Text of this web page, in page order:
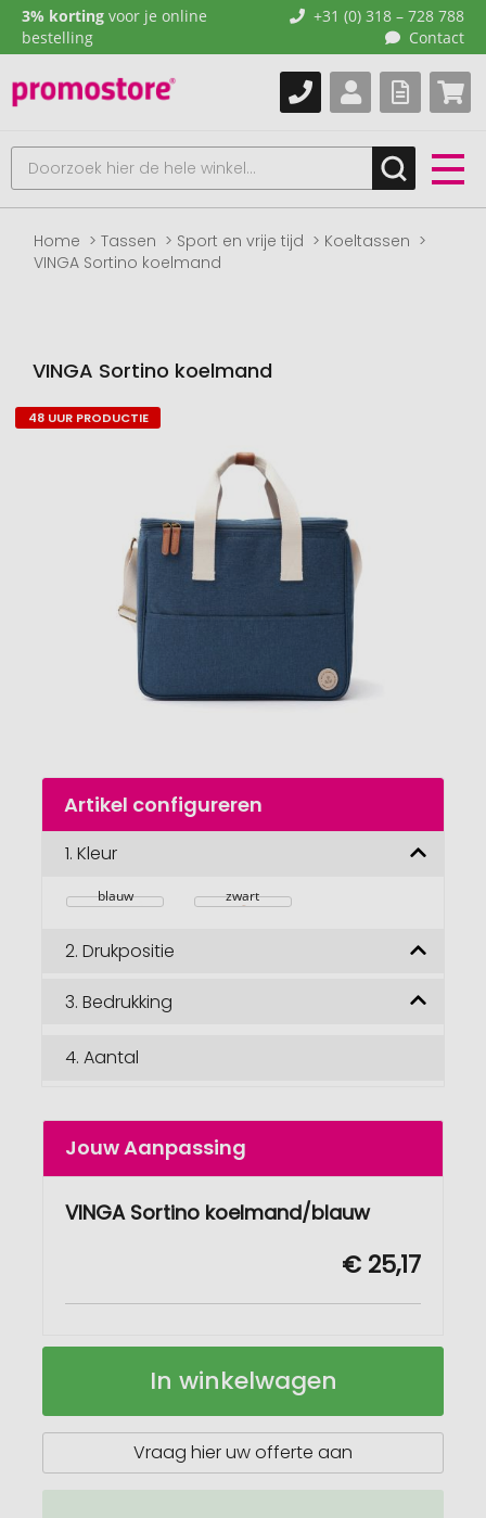
3% korting voor je online
bestelling
+31 (0) 318 – 728 788
Contact
Home Tassen Sport en vrije tijd
Koeltassen
VINGA Sortino koelmand
VINGA Sortino koelmand
Naar
afbeeldingengalerij
Naar
begin
afbeeldingengalerij
48 UUR PRODUCTIE
Artikel configureren
1. Kleur
blauw zwart
2. Drukpositie
3. Bedrukking
4. Aantal
Jouw Aanpassing
VINGA Sortino koelmand/blauw
€ 25,17
VINGA
Op
In winkelwagen
Vraag hier uw offerte aan